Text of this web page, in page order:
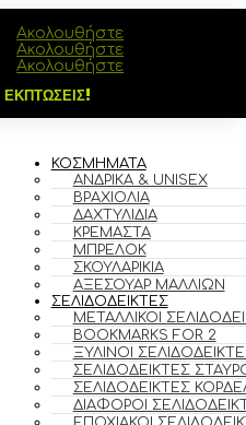
Ακολουθήστε
Ακολουθήστε
Ακολουθήστε
ΕΚΠΤΩΣΕΙΣ!
ΚΟΣΜΗΜΑΤΑ
ΑΝΔΡΙΚΆ & UNISEX
ΒΡΑΧΙΌΛΙΑ
ΔΑΧΤΥΛΊΔΙΑ
ΚΡΕΜΑΣΤΆ
ΜΠΡΕΛΌΚ
ΣΚΟΥΛΑΡΊΚΙΑ
ΑΞΕΣΟΥΆΡ ΜΑΛΛΙΏΝ
ΣΕΛΙΔΟΔΕΙΚΤΕΣ
ΜΕΤΑΛΛΙΚΟΊ
BOOKMARKS FOR 2
ΞΎΛΙΝΟΙ
ΣΕΛΙΔΟΔΕΊΚΤΕΣ
ΣΕΛΙΔΟΔΕΊΚΤΕΣ
ΔΙΆΦΟΡΟΙ